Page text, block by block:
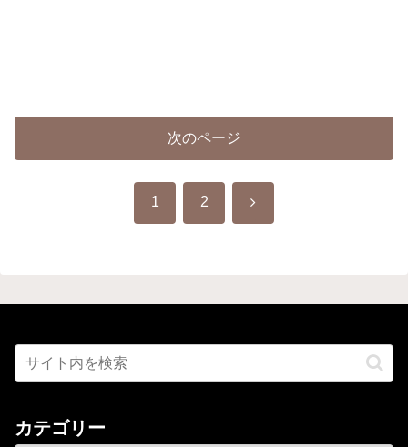
次のページ
1 2 次
カテゴリー